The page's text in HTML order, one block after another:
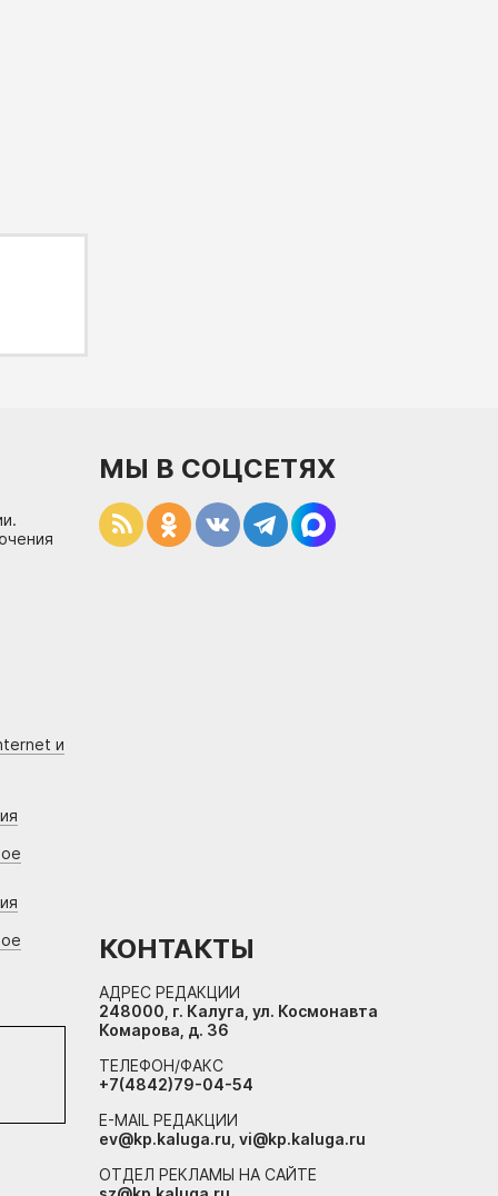
и
МЫ В СОЦСЕТЯХ
КОНТАКТЫ
АДРЕС РЕДАКЦИИ
248000, г. Калуга, ул. Космонавта
Комарова, д. 36
ТЕЛЕФОН/ФАКС
+7(4842)79-04-54
E-MAIL РЕДАКЦИИ
ev@kp.kaluga.ru, vi@kp.kaluga.ru
ОТДЕЛ РЕКЛАМЫ НА САЙТЕ